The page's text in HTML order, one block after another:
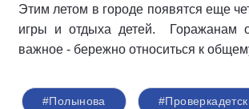
Этим летом в городе появятся еще
игры и отдыха детей. Горажанам
важное - бережно относиться к
#Полынова